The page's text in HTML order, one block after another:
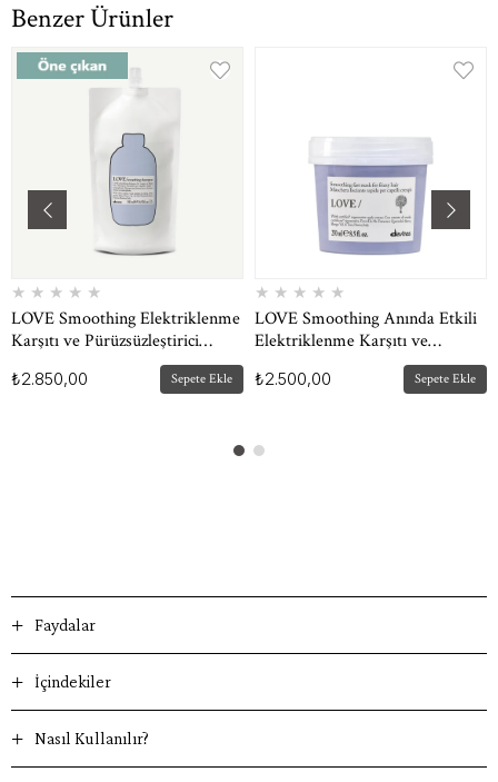
Benzer Ürünler
★ ★ ★ ★ ★
LOVE Smoothing Elektriklenme
Karşıtı ve Pürüzsüzleştirici
Şampuan Refill 500 ml
₺2.850,00 Sepete Ekle
★ ★ ★ ★ ★
LOVE Smoothing Anında Etkili
Elektriklenme Karşıtı ve
Pürüzsüzleştirici Saç Maskesi
250 ml
₺2.500,00 Sepete Ekle
Faydalar
İçindekiler
Nasıl Kullanılır?